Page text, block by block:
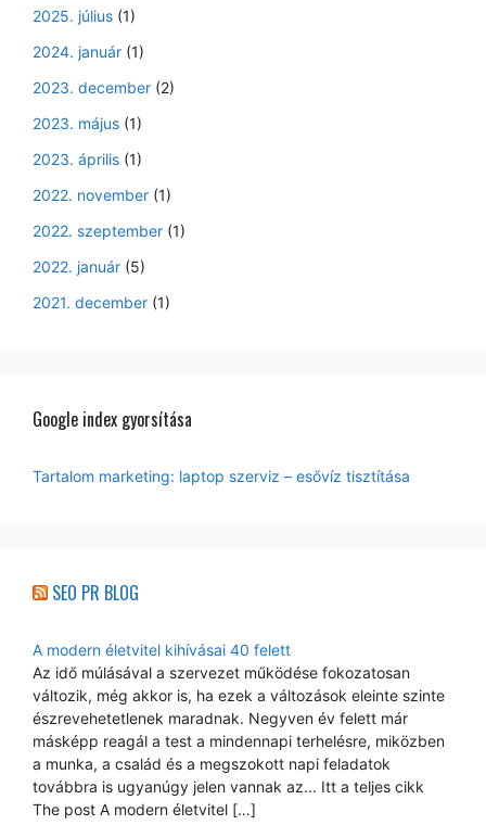
2025. július (1)
2024. január (1)
2023. december (2)
2023. május (1)
2023. április (1)
2022. november (1)
2022. szeptember (1)
2022. január (5)
2021. december (1)
Google index gyorsítása
Tartalom marketing: laptop szerviz – esővíz tisztítása
SEO PR BLOG
A modern életvitel kihívásai 40 felett
Az idő múlásával a szervezet működése fokozatosan
változik, még akkor is, ha ezek a változások eleinte szinte
észrevehetetlenek maradnak. Negyven év felett már
másképp reagál a test a mindennapi terhelésre, miközben
a munka, a család és a megszokott napi feladatok
továbbra is ugyanúgy jelen vannak az... Itt a teljes cikk
The post A modern életvitel […]